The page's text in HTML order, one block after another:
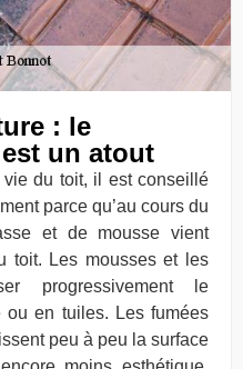
: le
un atout
du toit, il est conseillé
parce qu’au cours du
et de mousse vient
toit. Les mousses et les
progressivement le
en tuiles. Les fumées
peu à peu la surface